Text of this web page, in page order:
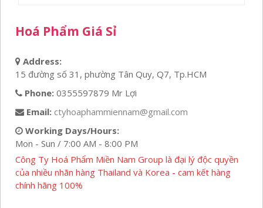
Hoá Phẩm Giá Sỉ
Address:
15 đường số 31, phường Tân Quy, Q7, Tp.HCM
Phone: 0355597879 Mr Lợi
Email: ctyhoaphammiennam@gmail.com
Working Days/Hours:
Mon - Sun / 7:00 AM - 8:00 PM
Công Ty Hoá Phẩm Miền Nam Group là đại lý độc quyền
của nhiều nhãn hàng Thailand và Korea - cam kết hàng
chính hãng 100%